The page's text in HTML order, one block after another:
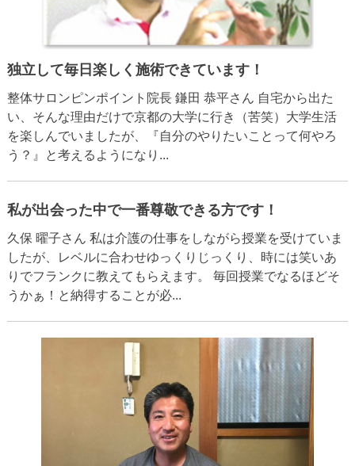
独立して毎日楽しく施術できています！
整体サロンピンポイント院長 鎌田 恭平さん 自宅から出た
い、そんな理由だけで京都の大学に行き（苦笑）大学生活
を楽しんでいましたが、『自分のやりたいことって何やろ
う？』と考えるようになり...
私が出会った中で一番尊敬できる方です！
久保 曜子さん 私は介護の仕事をしながら授業を受けていま
したが、レベルに合わせゆっくりじっくり、時には笑いあ
りでフランクに教えてもらえます。 毎回授業でなるほどそ
うかぁ！と納得することが必...